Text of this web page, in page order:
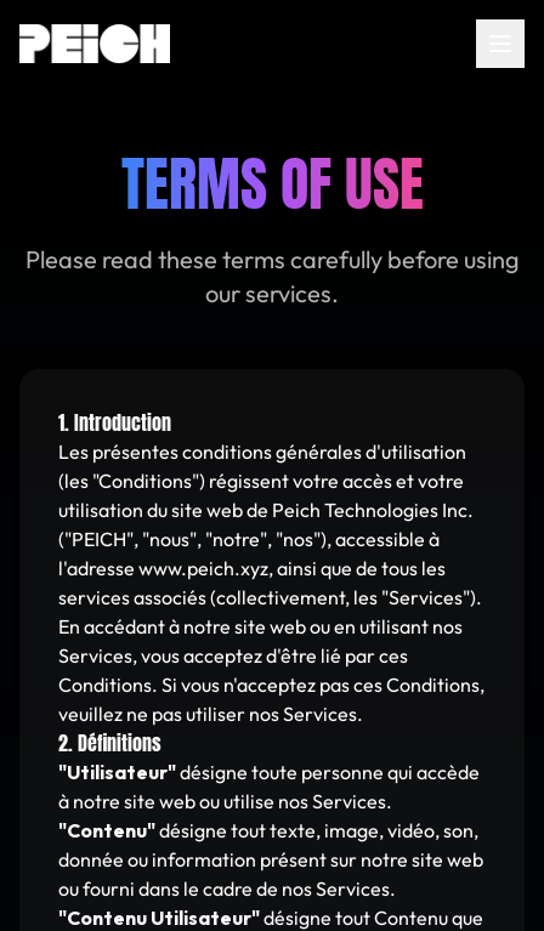
Services
EN
Contact
TERMS OF USE
Please read these terms carefully before using
our services.
1. Introduction
Les présentes conditions générales d'utilisation
(les "Conditions") régissent votre accès et votre
utilisation du site web de Peich Technologies Inc.
("PEICH", "nous", "notre", "nos"), accessible à
l'adresse www.peich.xyz, ainsi que de tous les
services associés (collectivement, les "Services").
En accédant à notre site web ou en utilisant nos
Services, vous acceptez d'être lié par ces
Conditions. Si vous n'acceptez pas ces Conditions,
veuillez ne pas utiliser nos Services.
2. Définitions
"Utilisateur"désigne toute personne qui accède
à notre site web ou utilise nos Services.
"Contenu"désigne tout texte, image, vidéo, son,
donnée ou information présent sur notre site web
ou fourni dans le cadre de nos Services.
"Contenu Utilisateur"désigne tout Contenu que